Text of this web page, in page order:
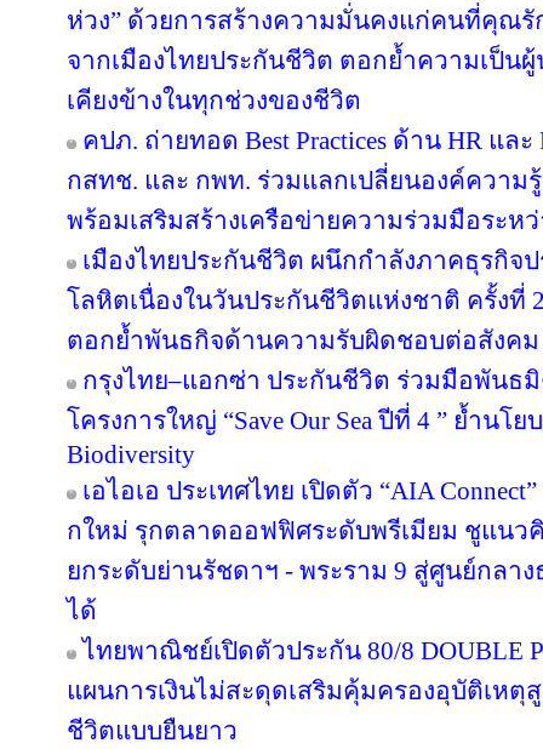
ห่วง” ด้วยการสร้างความมั่นคงแก่คนที่คุณรั
จากเมืองไทยประกันชีวิต ตอกย้ำความเป็น
เคียงข้างในทุกช่วงของชีวิต
คปภ. ถ่ายทอด Best Practices ด้าน HR แล
กสทช. และ กพท. ร่วมแลกเปลี่ยนองค์ความ
พร้อมเสริมสร้างเครือข่ายความร่วมมือระห
เมืองไทยประกันชีวิต ผนึกกำลังภาคธุรกิจ
โลหิตเนื่องในวันประกันชีวิตแห่งชาติ ครั้งที่
ตอกย้ำพันธกิจด้านความรับผิดชอบต่อสังคม
กรุงไทย–แอกซ่า ประกันชีวิต ร่วมมือพันธ
โครงการใหญ่ “Save Our Sea ปีที่ 4 ” ย้ำนโ
Biodiversity
เอไอเอ ประเทศไทย เปิดตัว “AIA
กใหม่ รุกตลาดออฟฟิศระดับพรีเมียม ชูแนวคิด
ยกระดับย่านรัชดาฯ - พระราม 9 สู่ศูนย์กลา
ได้
ไทยพาณิชย์เปิดตัวประกัน 80/8 DOUBLE
แผนการเงินไม่สะดุดเสริมคุ้มครองอุบัติเหตุ
ชีวิตแบบยืนยาว